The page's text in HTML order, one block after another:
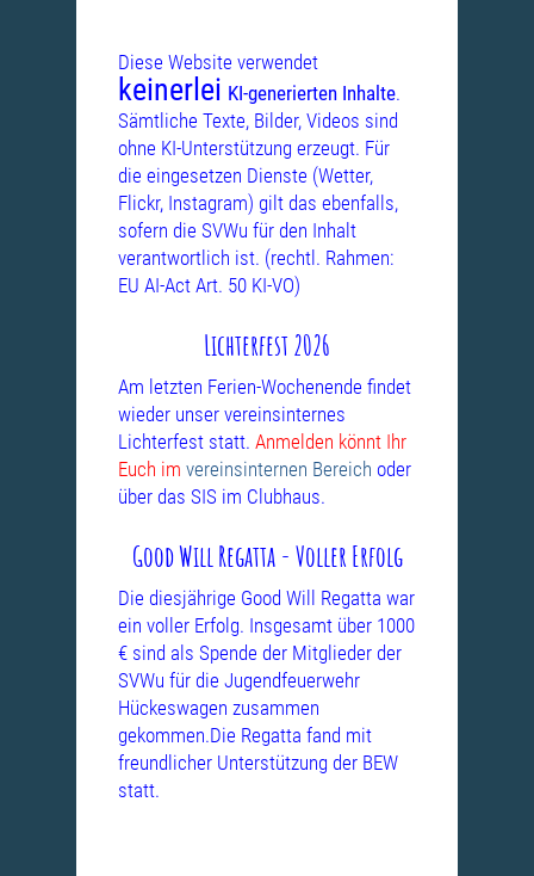
Diese Website verwendet
keinerlei KI-generierten Inhalte.
Sämtliche Texte, Bilder, Videos sind
ohne KI-Unterstützung erzeugt. Für
die eingesetzen Dienste (Wetter,
Flickr, Instagram) gilt das ebenfalls,
sofern die SVWu für den Inhalt
verantwortlich ist. (rechtl. Rahmen:
EU AI-Act Art. 50 KI-VO)
Lichterfest 2026
Am letzten Ferien-Wochenende findet
wieder unser vereinsinternes
Lichterfest statt. Anmelden könnt Ihr
Euch im vereinsinternen Bereich oder
über das SIS im Clubhaus.
Good Will Regatta - Voller Erfolg
Die diesjährige Good Will Regatta war
ein voller Erfolg. Insgesamt über 1000
€ sind als Spende der Mitglieder der
SVWu für die Jugendfeuerwehr
Hückeswagen zusammen
gekommen.Die Regatta fand mit
freundlicher Unterstützung der BEW
statt.